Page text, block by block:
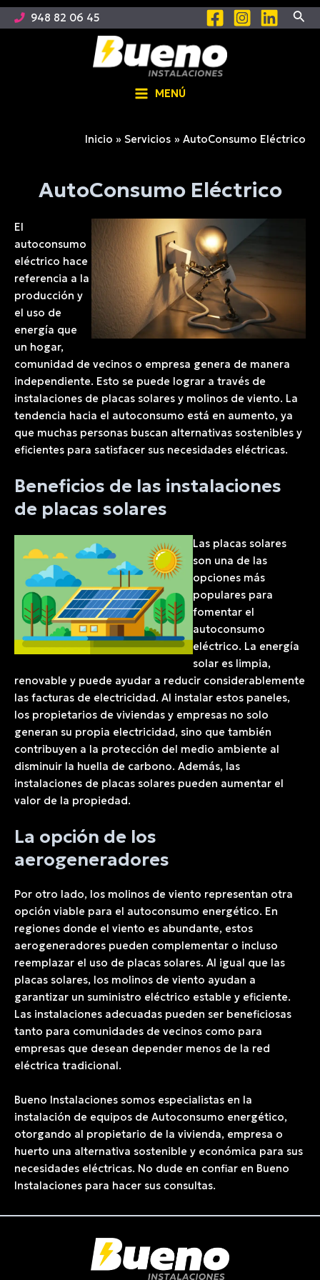
Ir
948 82 06 45
Menu
MENÚ
Inicio Servicios AutoConsumo Eléctrico
AutoConsumo Eléctrico
El
autoconsumo
eléctrico hace
referencia a la
producción y
el uso de
energía que
un hogar,
comunidad de vecinos o empresa genera de manera
independiente. Esto se puede lograr a través de
instalaciones de placas solares y molinos de viento. La
tendencia hacia el autoconsumo está en aumento, ya
que muchas personas buscan alternativas sostenibles y
eficientes para satisfacer sus necesidades eléctricas.
Beneficios de las instalaciones
de placas solares
Las placas solares
son una de las
opciones más
populares para
fomentar el
autoconsumo
eléctrico. La energía
solar es limpia,
renovable y puede ayudar a reducir considerablemente
las facturas de electricidad. Al instalar estos paneles,
los propietarios de viviendas y empresas no solo
generan su propia electricidad, sino que también
contribuyen a la protección del medio ambiente al
disminuir la huella de carbono. Además, las
instalaciones de placas solares pueden aumentar el
valor de la propiedad.
La opción de los
aerogeneradores
Por otro lado, los molinos de viento representan otra
opción viable para el autoconsumo energético. En
regiones donde el viento es abundante, estos
aerogeneradores pueden complementar o incluso
reemplazar el uso de placas solares. Al igual que las
placas solares, los molinos de viento ayudan a
garantizar un suministro eléctrico estable y eficiente.
Las instalaciones adecuadas pueden ser beneficiosas
tanto para comunidades de vecinos como para
empresas que desean depender menos de la red
eléctrica tradicional.
Bueno Instalaciones somos especialistas en la
instalación de equipos de Autoconsumo energético,
otorgando al propietario de la vivienda, empresa o
huerto una alternativa sostenible y económica para sus
necesidades eléctricas. No dude en confiar en Bueno
Instalaciones para hacer sus consultas.